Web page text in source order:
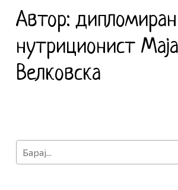
Автор: дипломиран
нутриционист Маја
Велковска